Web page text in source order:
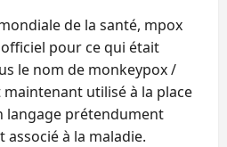
de la santé, mpox
pour ce qui était
le nom de monkeypox /
utilisé à la place
langage prétendument
à la maladie.